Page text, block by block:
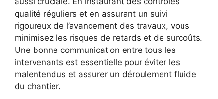
qualité réguliers et en assurant un suivi
rigoureux de l’avancement des travaux, vous
minimisez les risques de retards et de surcoûts.
Une bonne communication entre tous les
intervenants est essentielle pour éviter les
malentendus et assurer un déroulement fluide
du chantier.